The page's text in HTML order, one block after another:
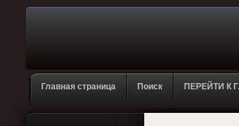
Главная страница Поиск ПЕРЕЙТИ К